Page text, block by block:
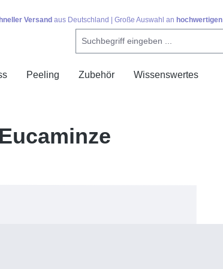
Versand aus Deutschland | Große Auswahl an hochwertigen
Peeling Zubehör Wissenswertes